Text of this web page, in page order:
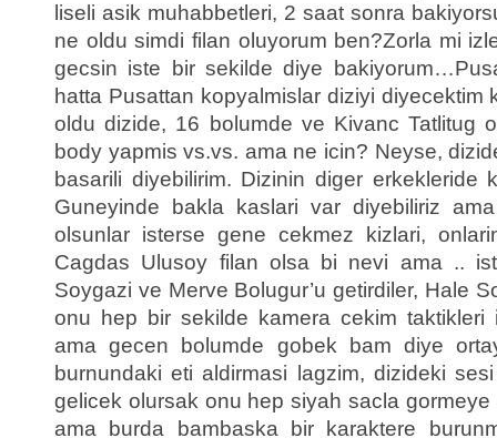
liseli asik muhabbetleri, 2 saat sonra
ne oldu simdi filan oluyorum ben?Zorla mi
gecsin iste bir sekilde diye
hatta Pusattan kopyalmislar diziyi
oldu dizide, 16 bolumde ve Kivanc Tatlitug
body yapmis vs.vs. ama ne icin? Neyse,
basarili diyebilirim. Dizinin diger erkekleride
Guneyinde bakla kaslari var diyebiliriz
olsunlar isterse gene cekmez kizlari,
Cagdas Ulusoy filan olsa bi nevi ama ..
Soygazi ve Merve Bolugur’u getirdiler, Hale
onu hep bir sekilde kamera cekim taktikleri
ama gecen bolumde gobek bam diye
burnundaki eti aldirmasi lagzim, dizideki
gelicek olursak onu hep siyah sacla
ama burda bambaska bir karaktere